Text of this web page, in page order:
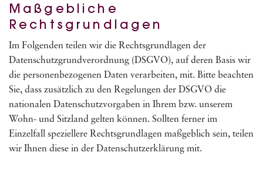
Maßgebliche
Rechtsgrundlagen
Im Folgenden teilen wir die Rechtsgrundlagen der
Datenschutzgrundverordnung (DSGVO), auf deren Basis wir
die personenbezogenen Daten verarbeiten, mit. Bitte beachten
Sie, dass zusätzlich zu den Regelungen der DSGVO die
nationalen Datenschutzvorgaben in Ihrem bzw. unserem
Wohn- und Sitzland gelten können. Sollten ferner im
Einzelfall speziellere Rechtsgrundlagen maßgeblich sein, teilen
wir Ihnen diese in der Datenschutzerklärung mit.